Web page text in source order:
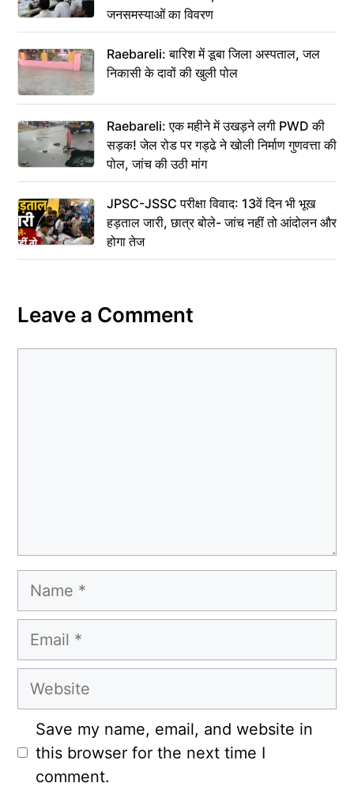
जनसमस्याओं का विवरण
Raebareli: बारिश में डूबा जिला अस्पताल, जल
निकासी के दावों की खुली पोल
Raebareli: एक महीने में उखड़ने लगी PWD की
सड़क! जेल रोड पर गड्ढे ने खोली निर्माण गुणवत्ता की
पोल, जांच की उठी मांग
JPSC-JSSC परीक्षा विवाद: 13वें दिन भी भूख
हड़ताल जारी, छात्र बोले- जांच नहीं तो आंदोलन और
होगा तेज
Leave a Comment
Name
Email
Website
Save my name, email, and website in
this browser for the next time I
comment.